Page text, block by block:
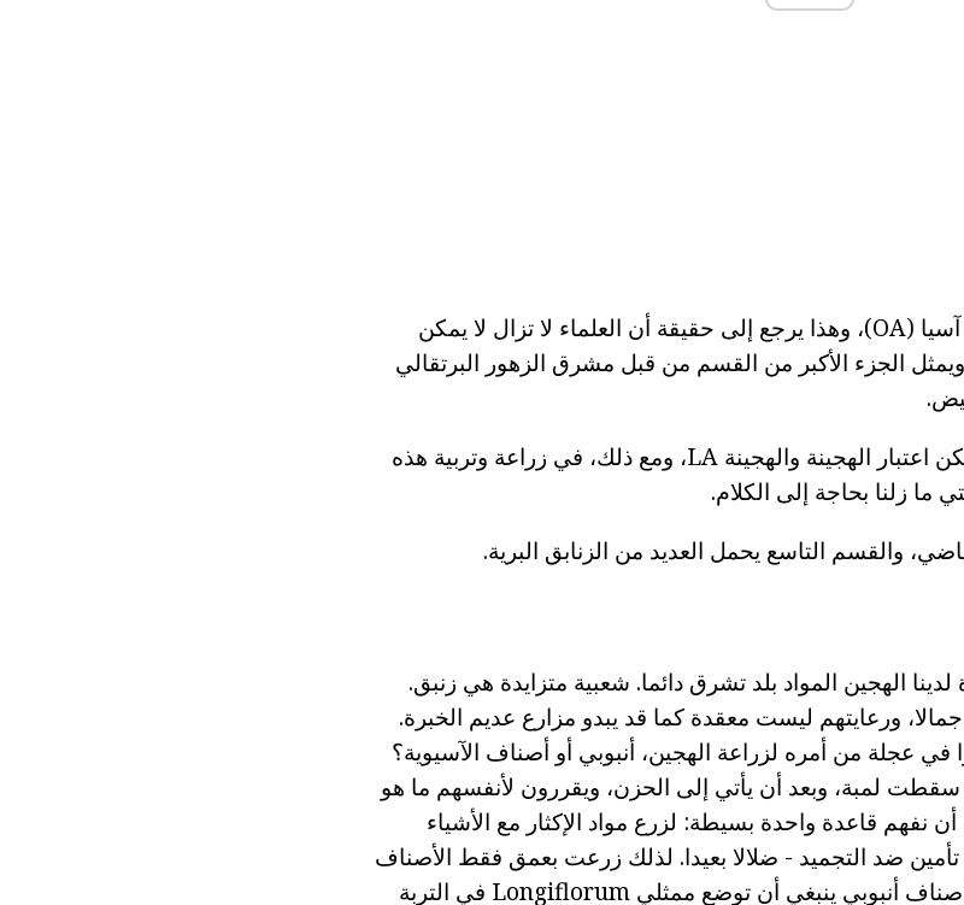
معظم هزيلة تعتبر الهجينة شرق آسيا (OA)، وهذا يرجع إلى حقيقة أن العلماء لا تزال لا يمكن
الجزء الأكبر من القسم من قبل مشرق الزهور البرتقالي
ولكن لنجاح لا شك فيه تربية ويمكن اعتبار الهجينة والهجينة LA، ومع ذلك، في زراعة وتربية هذه
ما زلنا بحاجة إلى الكلام.
والقسم التاسع يحمل العديد من الزنابق البرية.
الهجين المواد بلد تشرق دائما. شعبية متزايدة هي زنبق.
ورعايتهم ليست معقدة كما قد يبدو مزارع عديم الخبرة.
في عجلة من أمره لزراعة الهجين، أنبوبي أو أصناف الآسيوية؟
لمبة، وبعد أن يأتي إلى الحزن، ويقررون لأنفسهم ما هو
أن نفهم قاعدة واحدة بسيطة: لزرع مواد الإكثار مع الأشياء
تأمين ضد التجميد - ضلالا بعيدا. لذلك زرعت بعمق فقط الأصناف
الآسيوية والهجينة من الزنابق، وأصناف أنبوبي ينبغي أن توضع ممثلي Longiflorum في التربة